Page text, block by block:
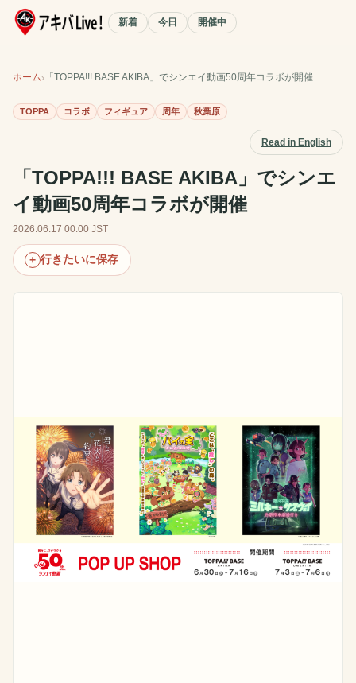
新着 今日 開催中
ホーム 「TOPPA!!! BASE AKIBA」でシンエイ動画50周年コラボが開催
TOPPA コラボ フィギュア 周年 秋葉原
Read in English
「TOPPA!!! BASE AKIBA」でシンエ
イ動画50周年コラボが開催
2026.06.17 00:00 JST
+ 行きたいに保存